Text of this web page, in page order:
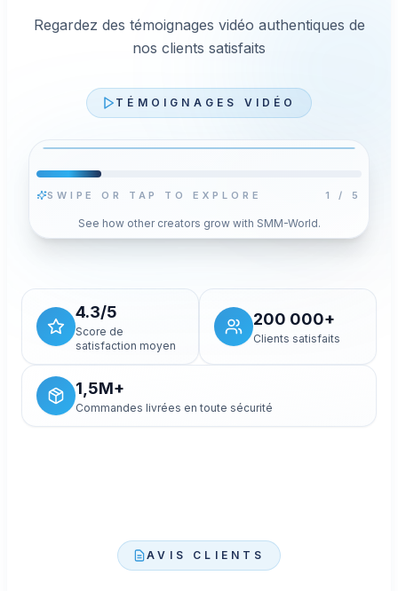
Regardez des témoignages vidéo authentiques de
nos clients satisfaits
TÉMOIGNAGES VIDÉO
4.3/5
Score de
satisfaction moyen
200 000+
Clients satisfaits
1,5M+
Commandes livrées en toute sécurité
Appuyez sur Lire pour charger le lecteur YouTube en
Autoriser et charger la vidéo
SWIPE OR TAP TO EXPLORE 2 / 5
See how other creators grow with SMM-World.
AVIS CLIENTS